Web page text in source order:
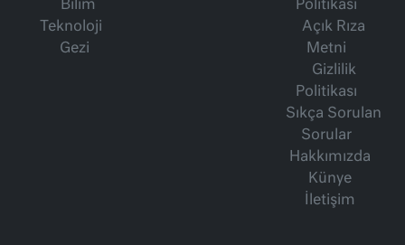
Bilim
Teknoloji
Gezi
Politikası
Açık Rıza
Metni
Gizlilik
Politikası
Sıkça Sorulan
Sorular
Hakkımızda
Künye
İletişim